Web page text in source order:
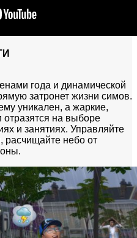
года и динамической
затронет жизни симов.
уникален, а жаркие,
на выборе
и занятиях. Управляйте
расчищайте небо от